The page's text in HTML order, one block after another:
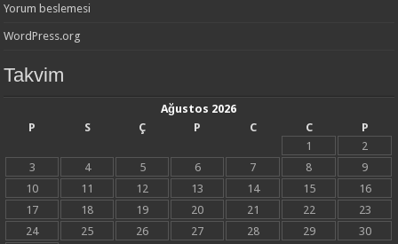
Yorum beslemesi
WordPress.org
Takvim
Ağustos 2026
P
S Ç P C C
P
1
2
3
4 5 6 7 8
9
10
11 12 13 14 15
16
17
18 19 20 21 22
23
24
25 26 27 28 29 30